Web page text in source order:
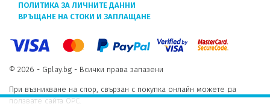
ПОЛИТИКА ЗА ЛИЧНИТЕ ДАННИ
ВРЪЩАНЕ НА СТОКИ И ЗАПЛАЩАНЕ
© 2026 - Gplay.bg - Всички права запазени
При възникване на спор, свързан с покупка онлайн можете да
ползвате сайта ОРС.